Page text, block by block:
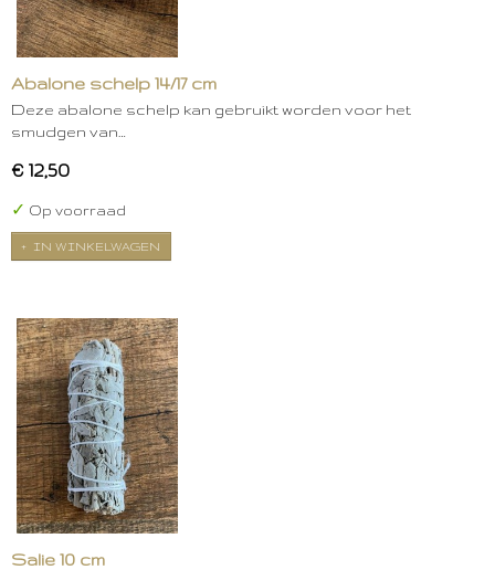
Abalone schelp 14/17 cm
Deze abalone schelp kan gebruikt worden voor het
smudgen van…
€ 12,50
✓ Op voorraad
IN WINKELWAGEN
Salie 10 cm